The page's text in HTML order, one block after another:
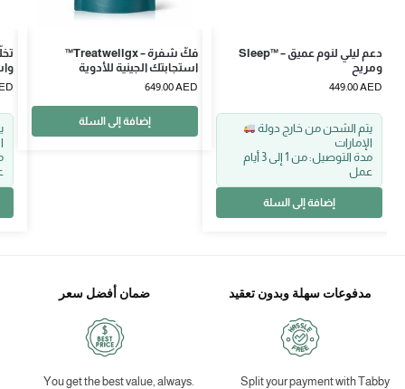
Sleep™ – دعم ليلي لنوم عميق
ومريح
449.00AED
الإمارات
مدة التوصيل: من 1 إلى 3 أيام
عمل
إضافة إلى السلة
™Treatwellgx – فكّ شفرة
استجابتك الجينية للأدوية
649.00AED
إضافة إلى السلة
مدفوعات سهلة وبدون تعقيد
Split your payment with Tabby
ضمان أفضل سعر
You get the best value, always.